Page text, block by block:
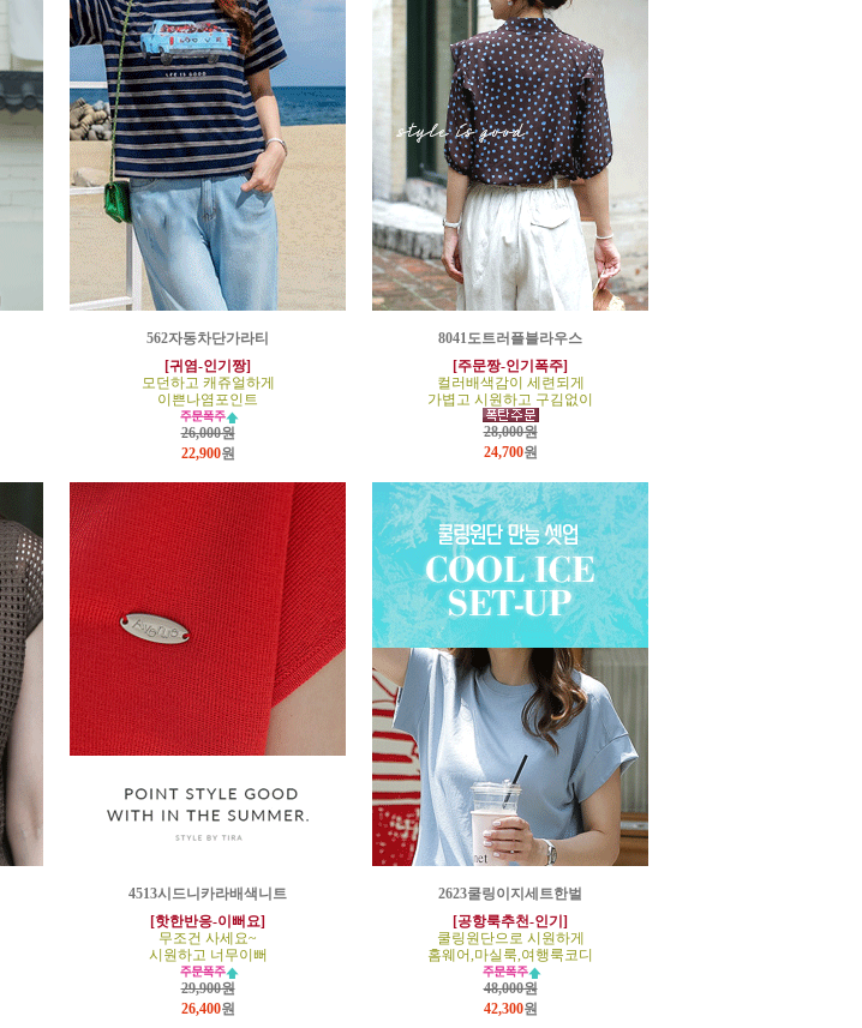
562자동차단가라티
[귀염-인기짱]
모던하고 캐쥬얼하게
이쁜나염포인트
26,000원
22,900원
8041도트러플블라우스
[주문짱-인기폭주]
컬러배색감이 세련되게
가볍고 시원하고 구김없이
28,000원
24,700원
4513시드니카라배색니트
[핫한반응-이뻐요]
무조건 사세요~
시원하고 너무이뻐
29,900원
26,400원
2623쿨링이지세트한벌
[공항룩추천-인기]
쿨링원단으로 시원하게
홈웨어,마실룩,여행룩코디
48,000원
42,300원